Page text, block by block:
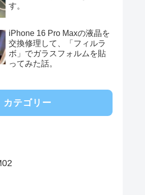
す。
iPhone 16 Pro Maxの液晶を
交換修理して、「フィルラ
ボ」でガラスフォルムを貼
ってみた話。
カテゴリー